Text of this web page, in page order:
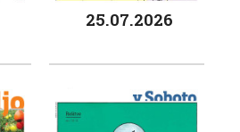
25.07.2026